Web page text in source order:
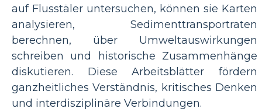
auf Flusstäler untersuchen, können sie Karten
analysieren, Sedimenttransportraten
berechnen, über Umweltauswirkungen
schreiben und historische Zusammenhänge
diskutieren. Diese Arbeitsblätter fördern
ganzheitliches Verständnis, kritisches Denken
und interdisziplinäre Verbindungen.